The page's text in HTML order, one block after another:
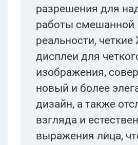
разрешения для
работы смешанной
реальности,
дисплеи для
изображения,
новый и более
дизайн, а также
взгляда и
выражения лица,